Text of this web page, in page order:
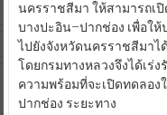
นครราชสีมา ให้สามารถเ
บางปะอิน–ปากช่อง เพื่อใ
ไปยังจังหวัดนครราชสีม
โดยกรมทางหลวงจึงได้เร่
ความพร้อมที่จะเปิดทดลอง
ปากช่อง ระยะทาง